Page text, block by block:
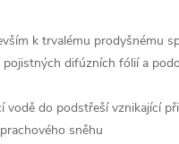
k trvalému prodyšnému
pojistných difúzních fólií a
vodě do podstřeší vznikající
sněhu